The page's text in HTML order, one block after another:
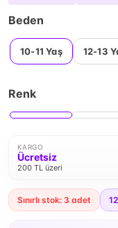
Beden
10-11 Yaş 12-13
Renk
KARGO
Ücretsiz
200 TL üzeri
Sınırlı stok: 3 adet 12